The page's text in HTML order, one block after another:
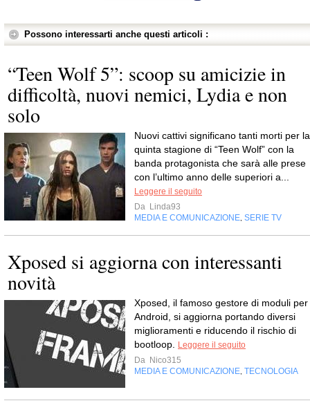
Possono interessarti anche questi articoli :
“Teen Wolf 5”: scoop su amicizie in
difficoltà, nuovi nemici, Lydia e non
solo
Nuovi cattivi significano tanti morti per la
quinta stagione di “Teen Wolf” con la
banda protagonista che sarà alle prese
con l’ultimo anno delle superiori a...
Leggere il seguito
Da Linda93
MEDIA E COMUNICAZIONE SERIE TV
Xposed si aggiorna con interessanti
novità
Xposed, il famoso gestore di moduli per
Android, si aggiorna portando diversi
miglioramenti e riducendo il rischio di
bootloop.
Leggere il seguito
Da Nico315
MEDIA E COMUNICAZIONE TECNOLOGIA